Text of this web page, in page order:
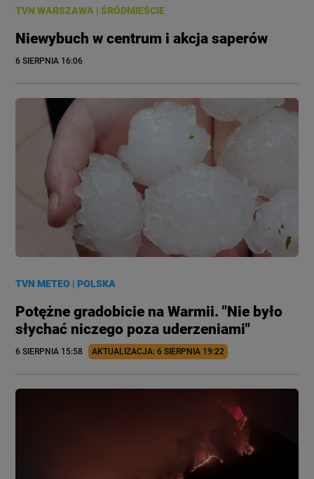
TVN WARSZAWA |ŚRÓDMIEŚCIE
Niewybuch w centrum i akcja saperów
6 SIERPNIA 16:06
TVN METEO |POLSKA
Potężne gradobicie na Warmii. "Nie było
słychać niczego poza uderzeniami"
6 SIERPNIA 15:58 AKTUALIZACJA: 6 SIERPNIA 19:22